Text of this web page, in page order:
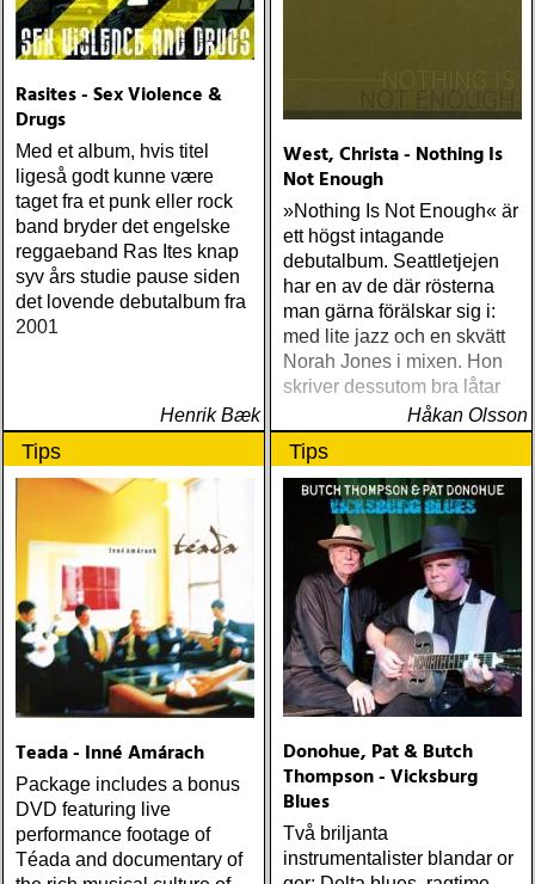
Rasites - Sex Violence &
Drugs
Med et album, hvis titel
ligeså godt kunne være
taget fra et punk eller rock
band bryder det engelske
reggaeband Ras Ites knap
syv års studie pause siden
det lovende debutalbum fra
2001
Henrik Bæk
West, Christa - Nothing Is
Not Enough
»Nothing Is Not Enough« är
ett högst intagande
debutalbum. Seattletjejen
har en av de där rösterna
man gärna förälskar sig i:
med lite jazz och en skvätt
Norah Jones i mixen. Hon
skriver dessutom bra låtar
Håkan Olsson
Tips
Teada - Inné Amárach
Package includes a bonus
DVD featuring live
performance footage of
Téada and documentary of
Tips
Donohue, Pat & Butch
Thompson - Vicksburg
Blues
Två briljanta
instrumentalister blandar or